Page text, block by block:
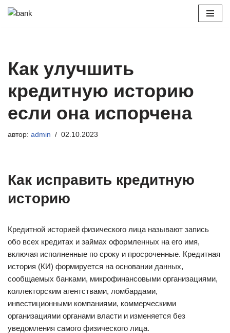
Как улучшить
кредитную историю
если она испорчена
автор: admin 02.10.2023
Как исправить кредитную
историю
Кредитной историей физического лица называют запись
обо всех кредитах и займах оформленных на его имя,
включая исполненные по сроку и просроченные. Кредитная
история (КИ) формируется на основании данных,
сообщаемых банками, микрофинансовыми организациями,
коллекторским агентствами, ломбардами,
инвестиционными компаниями, коммерческими
организациями органами власти и изменяется без
уведомления самого физического лица.